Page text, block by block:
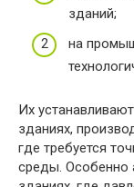
зданий;
на
Их
зданиях,
где требуется
среды. Особенно